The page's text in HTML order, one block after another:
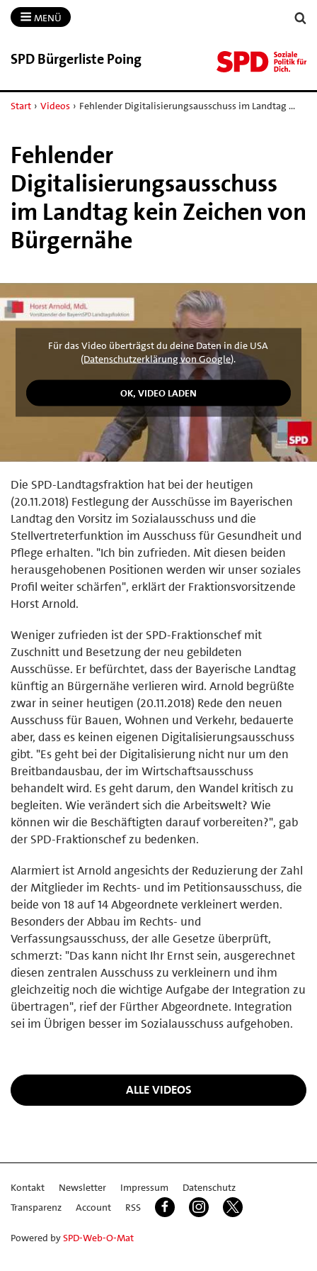
MENÜ
SPD Bürgerliste Poing
Start › Videos › Fehlender Digitalisierungsausschuss im Landtag …
Fehlender
Digitalisierungsausschuss
im Landtag kein Zeichen von
Bürgernähe
Für das Video überträgst du deine Daten in die USA
(Datenschutzerklärung von Google).
Die SPD-Landtagsfraktion hat bei der heutigen
(20.11.2018) Festlegung der Ausschüsse im Bayerischen
Landtag den Vorsitz im Sozialausschuss und die
Stellvertreterfunktion im Ausschuss für Gesundheit und
Pflege erhalten. "Ich bin zufrieden. Mit diesen beiden
herausgehobenen Positionen werden wir unser soziales
Profil weiter schärfen", erklärt der Fraktionsvorsitzende
Horst Arnold.
Weniger zufrieden ist der SPD-Fraktionschef mit
Zuschnitt und Besetzung der neu gebildeten
Ausschüsse. Er befürchtet, dass der Bayerische Landtag
künftig an Bürgernähe verlieren wird. Arnold begrüßte
zwar in seiner heutigen (20.11.2018) Rede den neuen
Ausschuss für Bauen, Wohnen und Verkehr, bedauerte
aber, dass es keinen eigenen Digitalisierungsausschuss
gibt. "Es geht bei der Digitalisierung nicht nur um den
Breitbandausbau, der im Wirtschaftsausschuss
behandelt wird. Es geht darum, den Wandel kritisch zu
begleiten. Wie verändert sich die Arbeitswelt? Wie
können wir die Beschäftigten darauf vorbereiten?", gab
der SPD-Fraktionschef zu bedenken.
Alarmiert ist Arnold angesichts der Reduzierung der Zahl
der Mitglieder im Rechts- und im Petitionsausschuss, die
beide von 18 auf 14 Abgeordnete verkleinert werden.
Besonders der Abbau im Rechts- und
Verfassungsausschuss, der alle Gesetze überprüft,
schmerzt: "Das kann nicht Ihr Ernst sein, ausgerechnet
diesen zentralen Ausschuss zu verkleinern und ihm
gleichzeitig noch die wichtige Aufgabe der Integration zu
übertragen", rief der Fürther Abgeordnete. Integration
sei im Übrigen besser im Sozialausschuss aufgehoben.
ALLE VIDEOS
Kontakt Newsletter Impressum
Datenschutz
Transparenz
Account RSS
Powered bySPD-Web-O-Mat